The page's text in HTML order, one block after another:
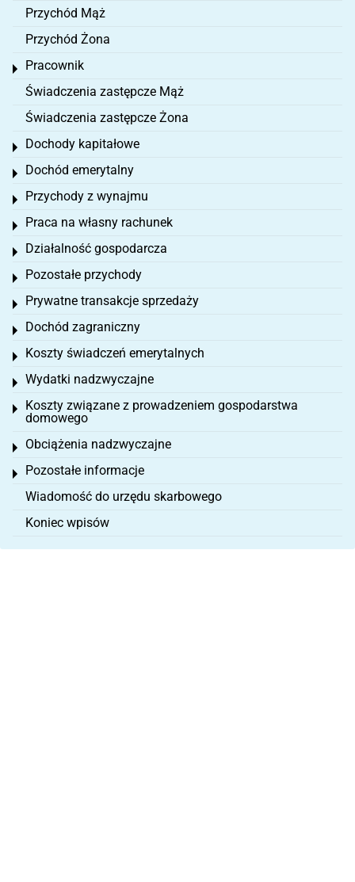
Przychód Mąż
Przychód Żona
Pracownik
Toggle menu
Świadczenia zastępcze Mąż
Świadczenia zastępcze Żona
Dochody kapitałowe
Toggle menu
Dochód emerytalny
Toggle menu
Przychody z wynajmu
Toggle menu
Praca na własny rachunek
Toggle menu
Działalność gospodarcza
Toggle menu
Pozostałe przychody
Toggle menu
Prywatne transakcje sprzedaży
Toggle menu
Dochód zagraniczny
Toggle menu
Koszty świadczeń emerytalnych
Toggle menu
Wydatki nadzwyczajne
Toggle menu
Koszty związane z prowadzeniem gospodarstwa
domowego
Toggle menu
Obciążenia nadzwyczajne
Toggle menu
Pozostałe informacje
Toggle menu
Wiadomość do urzędu skarbowego
Koniec wpisów